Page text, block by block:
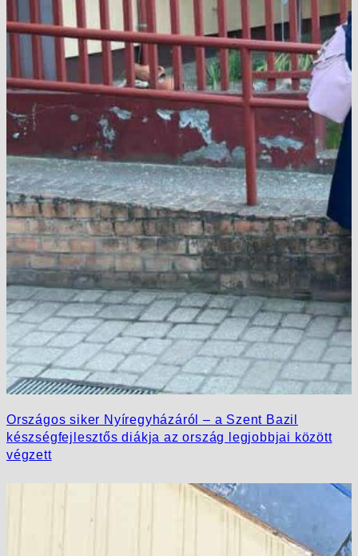
Országos siker Nyíregyházáról – a Szent Bazil
készségfejlesztős diákja az ország legjobbjai között
végzett